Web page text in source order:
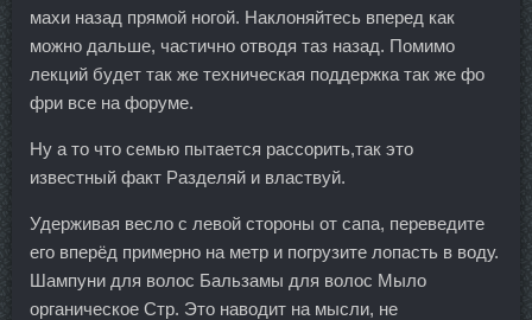
махи назад прямой ногой. Наклоняйтесь вперед как
можно дальше, частично отводя таз назад. Помимо
лекций будет так же техническая поддержка так же фо
фри все на форуме.
Ну а то что семью пытается рассорить,так это
известный факт Разделяй и властвуй.
Удерживая весло с левой стороны от сапа, переведите
его вперёд примерно на метр и погрузите лопасть в воду.
Шампуни для волос Бальзамы для волос Мыло
органическое Стр. Это наводит на мысли, не